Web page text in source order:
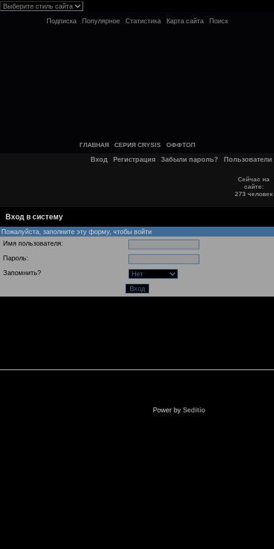
Подписка Популярное Статистика Карта сайта Поиск
ГЛАВНАЯ СЕРИЯ CRYSIS ОФФТОП
Вход Регистрация Забыли пароль? Пользователи
Сейчас на
сайте:
273 человек
Вход в систему
Пожалуйста, заполните эту форму, чтобы войти
Имя пользователя:
Пароль:
Запомнить?
Power by Seditio